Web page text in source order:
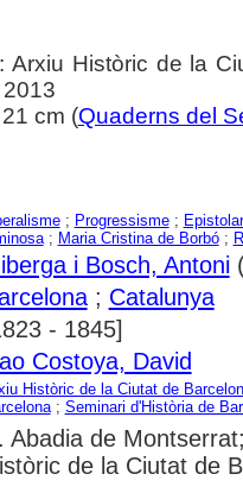
Arxiu Històric de la
cm (Quaderns del
; Progressisme;
; Maria Cristina de Borbó;
i Bosch, Antoni
; Catalunya
- 1845]
Costoya, David
Històric de la Ciutat de
; Seminari d'Història de
Abadia de
de la Ciutat de